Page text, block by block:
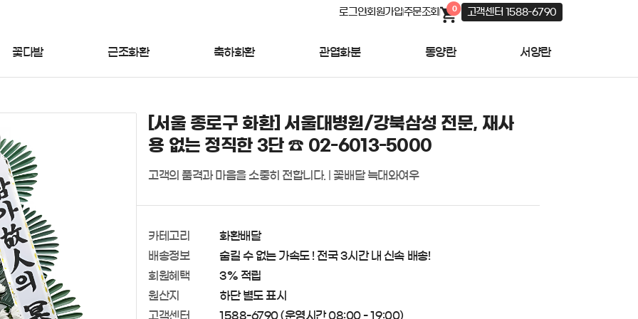
로그인회원가입주문조회 0 고객센터 1588-6790
꽃다발 근조화환 축하화환 관엽화분 동양란 서양란
[서울 종로구 화환] 서울대병원/강북삼성 전문, 재사
용 없는 정직한 3단 ☎ 02-6013-5000
고객의 품격과 마음을 소중히 전합니다. | 꽃배달 늑대와여우
카테고리
화환배달
배송정보
숨길 수 없는 가속도 ! 전국 3시간 내 신속 배송!
회원혜택
3% 적립
원산지
하단 별도 표시
고객센터
1588-6790 (운영시간 08:00 - 19:00)